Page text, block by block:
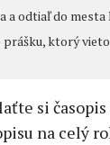
a odtiaľ do
ktorý
si
na celý